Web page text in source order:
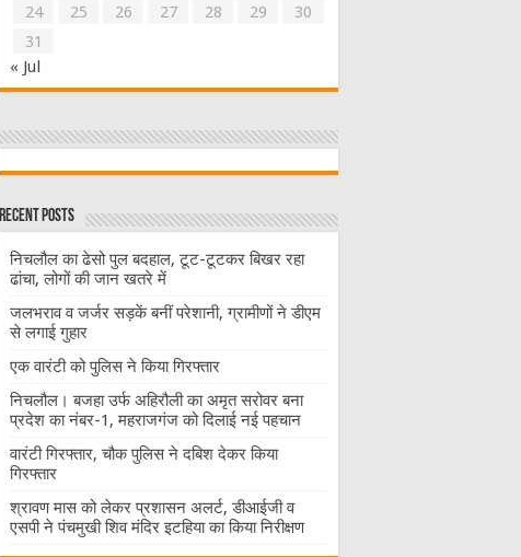
24
25 26 27 28 29
30
31
« Jul
Recent Posts
निचलौल का ढेसो पुल बदहाल, टूट-टूटकर बिखर रहा
ढांचा, लोगों की जान खतरे में
जलभराव व जर्जर सड़कें बनीं परेशानी, ग्रामीणों ने डीएम
से लगाई गुहार
एक वारंटी को पुलिस ने किया गिरफ्तार
निचलौल। बजहा उर्फ अहिरौली का अमृत सरोवर बना
प्रदेश का नंबर-1, महराजगंज को दिलाई नई पहचान
वारंटी गिरफ्तार, चौक पुलिस ने दबिश देकर किया
गिरफ्तार
श्रावण मास को लेकर प्रशासन अलर्ट, डीआईजी व
एसपी ने पंचमुखी शिव मंदिर इटहिया का किया निरीक्षण